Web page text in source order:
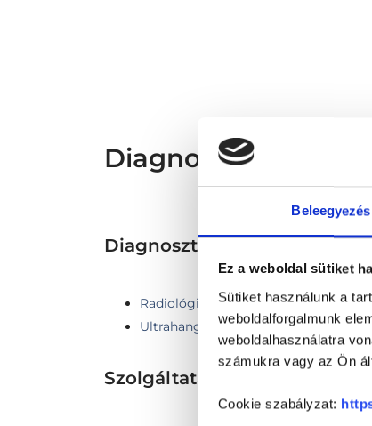
Beleegyezés
Ez a weboldal sütiket
Sütiket használunk a
weboldalforgalmunk
weboldalhasználatra
számukra vagy az Ön
Cookie szabályzat:
Diagnoszta -
Diagnosztika TERÜLETHEZ
Radiológia
Ultrahang
Szolgáltatások